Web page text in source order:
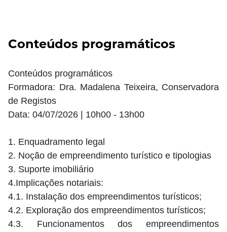
Conteúdos programáticos
Conteúdos programáticos
Formadora: Dra. Madalena Teixeira, Conservadora
de Registos
Data: 04/07/2026 | 10h00 - 13h00
1. Enquadramento legal
2. Noção de empreendimento turístico e tipologias
3. Suporte imobiliário
4.Implicações notariais:
4.1. Instalação dos empreendimentos turísticos;
4.2. Exploração dos empreendimentos turísticos;
4.3. Funcionamentos dos empreendimentos